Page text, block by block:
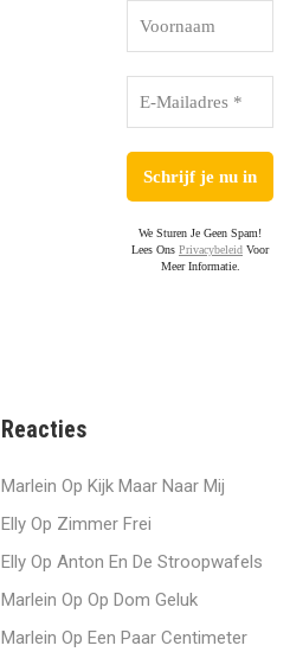
We Sturen Je Geen Spam!
Lees OnsPrivacybeleid Voor
Meer Informatie.
Reacties
Marlein Op Kijk Maar Naar Mij
Elly Op Zimmer Frei
Elly Op Anton En De Stroopwafels
Marlein Op Op Dom Geluk
Marlein Op Een Paar Centimeter